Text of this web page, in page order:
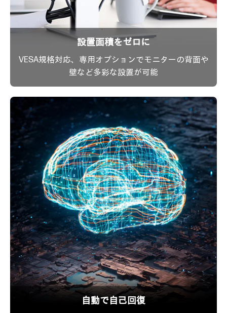
設置面積をゼロに
VESA規格対応、専用オプションでモニターの背面や
壁など多彩な設置が可能
自動で自己回復